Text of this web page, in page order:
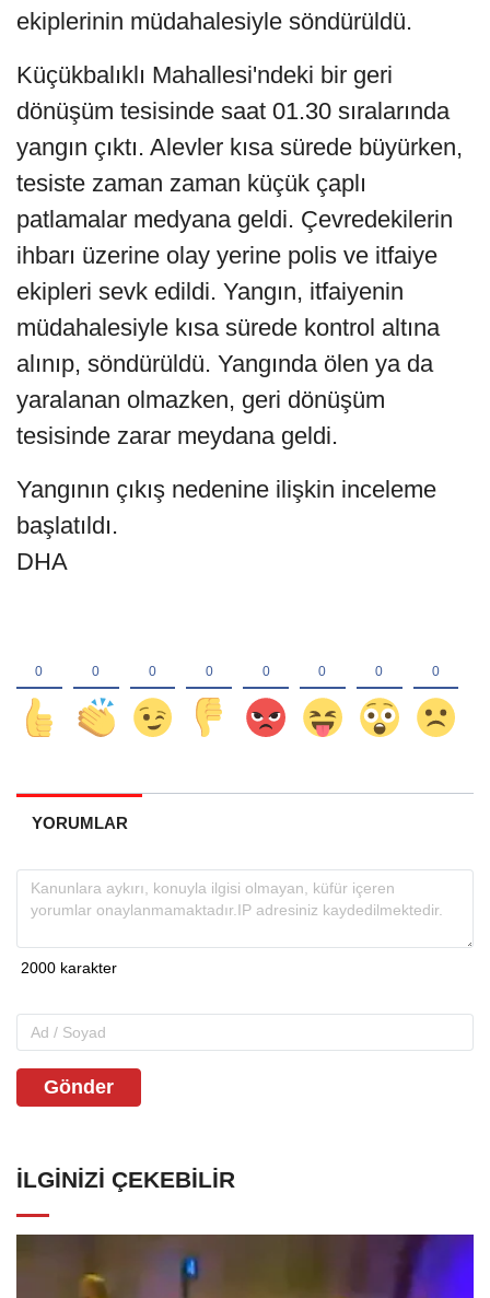
ekiplerinin müdahalesiyle söndürüldü.
Küçükbalıklı Mahallesi'ndeki bir geri
dönüşüm tesisinde saat 01.30 sıralarında
yangın çıktı. Alevler kısa sürede büyürken,
tesiste zaman zaman küçük çaplı
patlamalar medyana geldi. Çevredekilerin
ihbarı üzerine olay yerine polis ve itfaiye
ekipleri sevk edildi. Yangın, itfaiyenin
müdahalesiyle kısa sürede kontrol altına
alınıp, söndürüldü. Yangında ölen ya da
yaralanan olmazken, geri dönüşüm
tesisinde zarar meydana geldi.
Yangının çıkış nedenine ilişkin inceleme
başlatıldı.
DHA
YORUMLAR
Gönder
İLGINIZI ÇEKEBILIR